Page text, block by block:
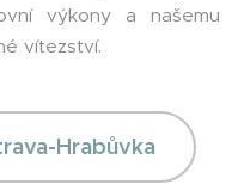
výkony a našemu
vítezství.
Hrabůvka